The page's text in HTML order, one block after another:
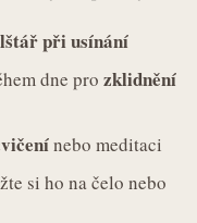
při usínání
dne pro zklidnění
nebo meditaci
si ho na čelo nebo